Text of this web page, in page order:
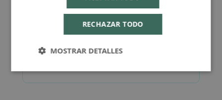
RECHAZAR TODO
MOSTRAR DETALLES